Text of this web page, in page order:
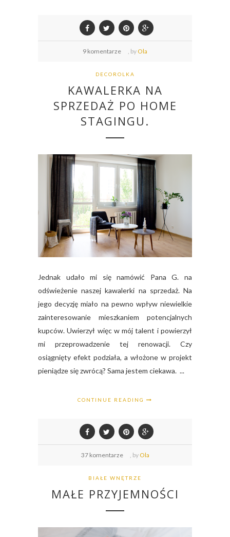
9 komentarze , by Ola
DECOROLKA
KAWALERKA NA
SPRZEDAŻ PO HOME
STAGINGU.
Jednak udało mi się namówić Pana G. na
odświeżenie naszej kawalerki na sprzedaż. Na
jego decyzję miało na pewno wpływ niewielkie
zainteresowanie mieszkaniem potencjalnych
kupców. Uwierzył więc w mój talent i powierzył
mi przeprowadzenie tej renowacji. Czy
osiągnięty efekt podziała, a włożone w projekt
pieniądze się zwrócą? Sama jestem ciekawa. ...
CONTINUE READING
37 komentarze by Ola
BIAŁE WNĘTRZE
MAŁE PRZYJEMNOŚCI